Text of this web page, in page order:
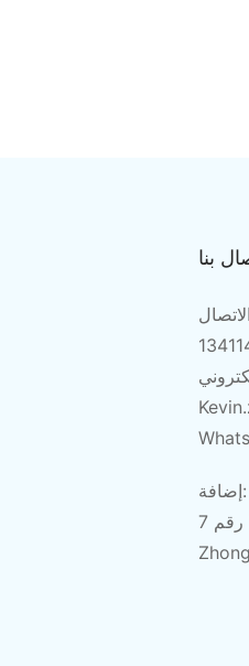
بنا
إضافة:
لا رقم 7 Tengyun Road ، Tanzhou Twon ،